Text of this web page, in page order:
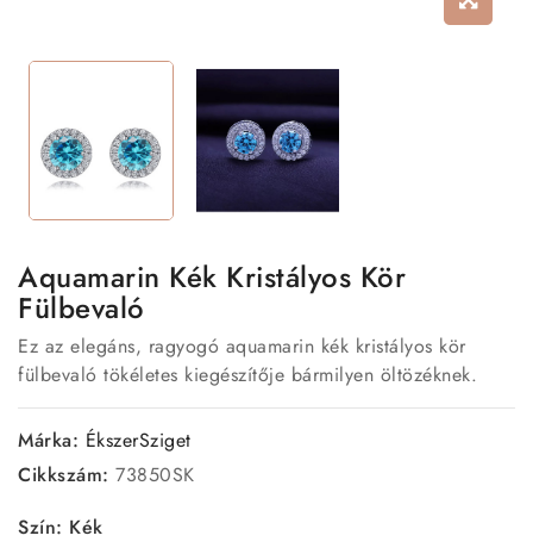
Aquamarin Kék Kristályos Kör
Fülbevaló
Ez az elegáns, ragyogó aquamarin kék kristályos kör
fülbevaló tökéletes kiegészítője bármilyen öltözéknek.
Márka: ÉkszerSziget
Cikkszám: 73850SK
Szín: Kék